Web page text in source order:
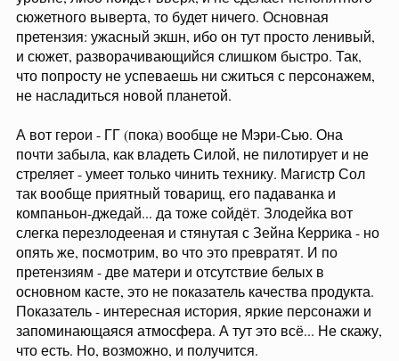
сюжетного выверта, то будет ничего. Основная
претензия: ужасный экшн, ибо он тут просто ленивый,
и сюжет, разворачивающийся слишком быстро. Так,
что попросту не успеваешь ни сжиться с персонажем,
не насладиться новой планетой.
А вот герои - ГГ (пока) вообще не Мэри-Сью. Она
почти забыла, как владеть Силой, не пилотирует и не
стреляет - умеет только чинить технику. Магистр Сол
так вообще приятный товарищ, его падаванка и
компаньон-джедай... да тоже сойдёт. Злодейка вот
слегка перезлодееная и стянутая с Зейна Керрика - но
опять же, посмотрим, во что это превратят. И по
претензиям - две матери и отсутствие белых в
основном касте, это не показатель качества продукта.
Показатель - интересная история, яркие персонажи и
запоминающаяся атмосфера. А тут это всё... Не скажу,
что есть. Но, возможно, и получится.